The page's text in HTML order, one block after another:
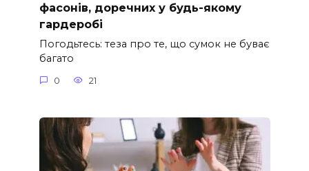
фасонів, доречних у будь-якому
гардеробі
Погодьтесь: теза про те, що сумок не буває
багато
0 21